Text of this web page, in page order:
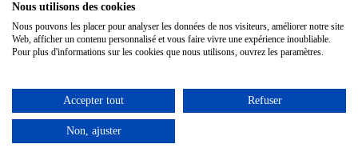
Confidentialité
Mentions légales
Suivez-nous
Facebook
Notre Blog
www.materiauxnet.com © 2010-2026 / Agymat SARL
Nous utilisons des cookies
Nous pouvons les placer pour analyser les données de nos visiteurs, améliorer notre site
Web, afficher un contenu personnalisé et vous faire vivre une expérience inoubliable.
Pour plus d'informations sur les cookies que nous utilisons, ouvrez les paramètres.
Accepter tout Refuser
Non, ajuster